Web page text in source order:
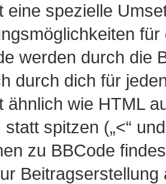
eine spezielle
werden durch die
durch dich für
ähnlich wie HTML
statt spitzen („<“
zu BBCode